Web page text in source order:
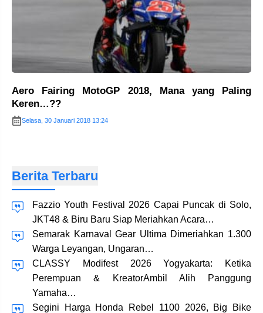
Aero Fairing MotoGP 2018, Mana yang Paling
Keren…??
Selasa, 30 Januari 2018 13:24
Berita Terbaru
Fazzio Youth Festival 2026 Capai Puncak di Solo,
JKT48 & Biru Baru Siap Meriahkan Acara…
Semarak Karnaval Gear Ultima Dimeriahkan 1.300
Warga Leyangan, Ungaran…
CLASSY Modifest 2026 Yogyakarta: Ketika
Perempuan & KreatorAmbil Alih Panggung
Yamaha…
Segini Harga Honda Rebel 1100 2026, Big Bike